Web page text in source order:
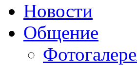
Новости
Общение